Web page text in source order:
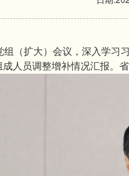
组（扩大）会议，深入学
人员调整增补情况汇报。